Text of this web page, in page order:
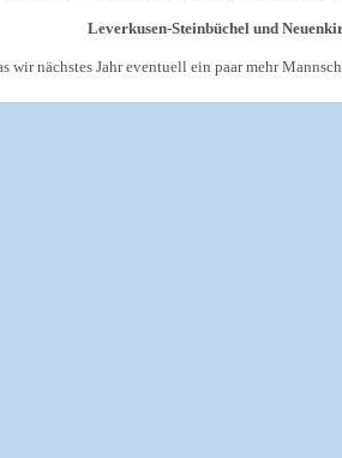
Leverkusen-Steinbüchel und
wir nächstes Jahr eventuell ein paar mehr